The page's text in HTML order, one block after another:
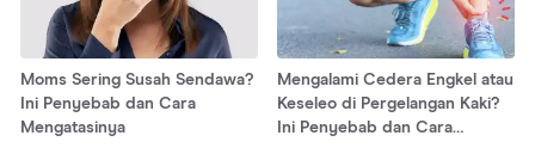
Moms Sering Susah Sendawa?
Ini Penyebab dan Cara
Mengatasinya
Mengalami Cedera Engkel atau
Keseleo di Pergelangan Kaki?
Ini Penyebab dan Cara